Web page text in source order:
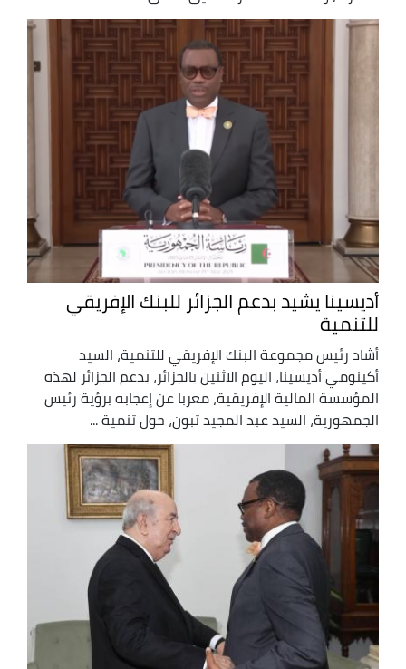
أديسينا يشيد بدعم الجزائر للبنك الإفريقي
للتنمية
أشاد رئيس مجموعة البنك الإفريقي للتنمية، السيد
أكينومي أديسينا، اليوم الاثنين بالجزائر، بدعم الجزائر لهذه
المؤسسة المالية الإفريقية، معربا عن إعجابه برؤية رئيس
الجمهورية، السيد عبد المجيد تبون، حول تنمية ...